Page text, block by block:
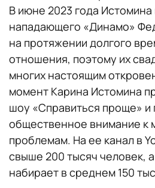
В июне 2023 года
нападающего «Динамо»
на протяжении долгого
отношения, поэтому их
многих настоящим
момент Карина Истомина
шоу «Справиться проще» и
общественное внимание к
проблемам. На ее канал в
свыше 200 тысяч человек,
набирает в среднем 150